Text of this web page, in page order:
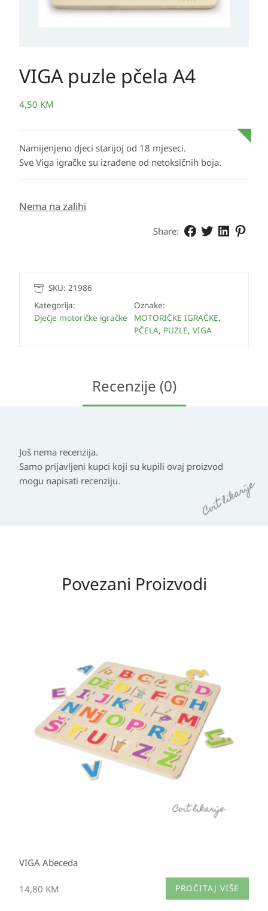
VIGA puzle pčela A4
4,50 KM
Namijenjeno djeci starijoj od 18 mjeseci.
Sve Viga igračke su izrađene od netoksičnih boja.
Nema na zalihi
Share:
SKU: 21986
Kategorija:
Dječje motoričke igračke
Oznake:
MOTORIČKE IGRAČKE,
PČELA, PUZLE, VIGA
Recenzije (0)
Još nema recenzija.
Samo prijavljeni kupci koji su kupili ovaj proizvod
mogu napisati recenziju.
Povezani Proizvodi
VIGA Abeceda
14,80 KM PROČITAJ VIŠE